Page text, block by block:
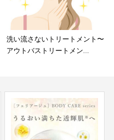
洗い流さないトリートメント〜
アウトバストリートメン...